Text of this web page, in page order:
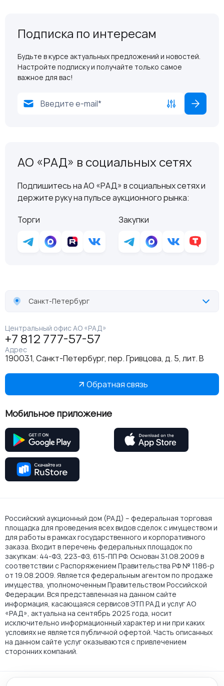
Подписка по интересам
Будьте в курсе актуальных предложений и новостей.
Настройте подписку и получайте только самое
важное для вас!
АО «РАД» в социальных сетях
Подпишитесь на АО «РАД» в социальных сетях и
держите руку на пульсе аукционного рынка:
Торги
Закупки
Санкт-Петербург
Центральный офис АО «РАД»
+7 812 777-57-57
Адрес
190031, Санкт-Петербург, пер. Гривцова, д. 5, лит. В
Обратная связь
Мобильное приложение
Российский аукционный дом (РАД) – федеральная торговая
площадка для проведения всех видов сделок с имуществом и
для работы в рамках государственного и корпоративного
заказа. Входит в перечень федеральных площадок по
закупкам: 44-ФЗ, 223-ФЗ, 615-ПП РФ. Основан 31.08.2009 в
соответствии с Распоряжением Правительства РФ № 1186-р
от 19.08.2009. Является федеральным агентом по продаже
имущества, уполномоченным Правительством Российской
Федерации. Вся представленная на данном сайте
информация, касающаяся сервисов ЭТП РАД и услуг АО
«РАД», актуальна на сентябрь 2025 года, носит
исключительно информационный характер и ни при каких
условиях не является публичной офертой. Часть описанных
на данном сайте услуг оказываются с привлечением
сторонних компаний.